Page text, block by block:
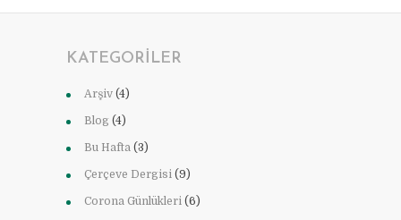
KATEGORILER
Arşiv (4)
Blog (4)
Bu Hafta (3)
Çerçeve Dergisi (9)
Corona Günlükleri (6)